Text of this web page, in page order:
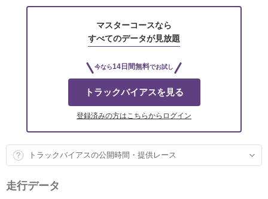
マスターコースなら
すべてのデータが見放題
今なら14日間無料でお試し
トラックバイアスを見る
登録済みの方はこちらからログイン
トラックバイアスの公開時間・提供レース
走行データ